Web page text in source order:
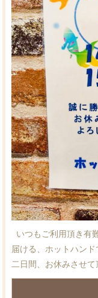
いつもご利用頂き有
届ける、ホットハンド
二日間、お休みさせ